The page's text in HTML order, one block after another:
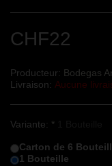
CHF22
Producteur: Bodegas
Livraison: Aucune
Variante: *
Carton de 6
1 Bouteille